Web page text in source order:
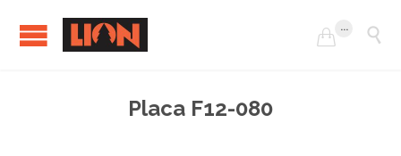

... 
Placa F12-080